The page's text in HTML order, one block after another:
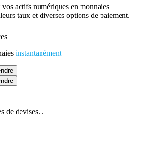
actifs numériques en monnaies
taux et diverses options de paiement.
instantanément
de devises...